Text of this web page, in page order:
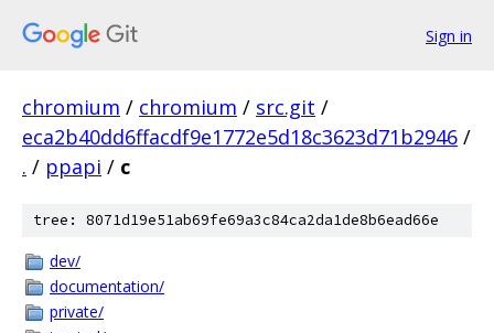
Sign in
chromium / chromium / src.git /
eca2b40dd6ffacdf9e1772e5d18c3623d71b2946 /
. / ppapi / c
tree: 8071d19e51ab69fe69a3c84ca2da1de8b6ead66e
dev/
documentation/
private/